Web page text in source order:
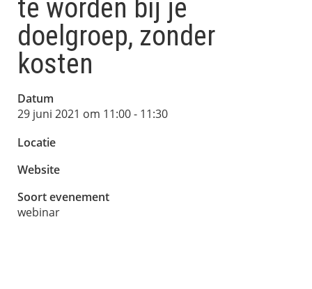
te worden bij je
doelgroep, zonder
kosten
Datum
29 juni 2021 om 11:00- 11:30
Locatie
Website
Soort evenement
webinar